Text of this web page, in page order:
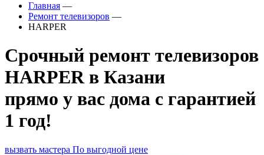
Главная —
Ремонт телевизоров —
HARPER
Срочный ремонт телевизоров
HARPERв Казани
прямо у вас дома с гарантией
1 год!
вызвать мастера По выгодной цене